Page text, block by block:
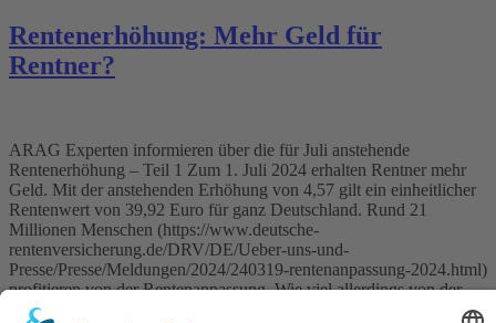
Rentenerhöhung: Mehr Geld für
Rentner?
ARAG Experten informieren über die für Juli anstehende
Rentenerhöhung – Teil 1 Zum 1. Juli 2024 erhalten Rentner mehr
Geld. Mit der anstehenden Erhöhung von 4,57 gilt ein einheitlicher
Rentenwert von 39,92 Euro für ganz Deutschland. Rund 21
Millionen Menschen (https://www.deutsche-
rentenversicherung.de/DRV/DE/Ueber-uns-und-
Presse/Presse/Meldungen/2024/240319-rentenanpassung-2024.html)
profitieren von der Rentenanpassung. Wie viel allerdings von der
höheren Rente am Ende übrig […]